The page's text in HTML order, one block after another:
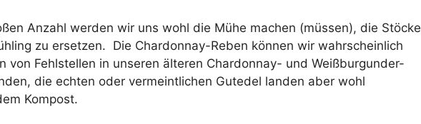
Anzahl werden wir uns wohl die Mühe machen (müssen), die Stöcke
zu ersetzen. Die Chardonnay-Reben können wir wahrscheinlich
von Fehlstellen in unseren älteren Chardonnay- und Weißburgunder-
die echten oder vermeintlichen Gutedel landen aber wohl
Kompost.